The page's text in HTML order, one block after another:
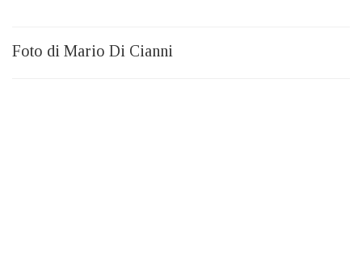
Foto di Mario Di Cianni